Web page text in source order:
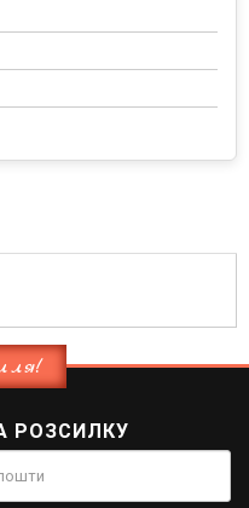
РОЗСИЛКУ